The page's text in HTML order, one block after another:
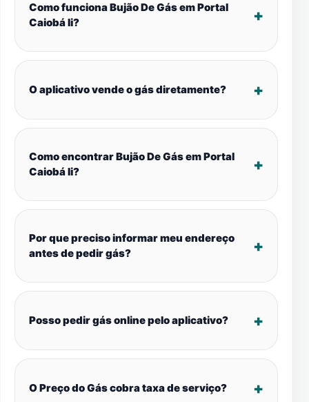
Como funciona Bujão De Gás em Portal
Caiobá Ii?
O aplicativo vende o gás diretamente?
Como encontrar Bujão De Gás em Portal
Caiobá Ii?
Por que preciso informar meu endereço
antes de pedir gás?
Posso pedir gás online pelo aplicativo?
O Preço do Gás cobra taxa de serviço?